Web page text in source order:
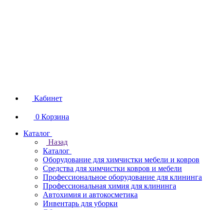
Кабинет
0 Корзина
Каталог
Назад
Каталог
Оборудование для химчистки мебели и ковров
Средства для химчистки ковров и мебели
Профессиональное оборудование для клининга
Профессиональная химия для клининга
Автохимия и автокосметика
Инвентарь для уборки